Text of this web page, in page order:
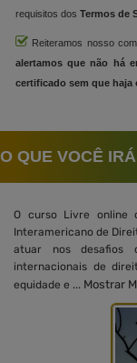
requisitos dos Termos de
Reiteramos nosso
alertamos que não há
certificado sem que haja
O QUE VOCÊ
O curso Livre online
Interamericano de
atuar nos desafios
internacionais de
equidade e ... Mostrar